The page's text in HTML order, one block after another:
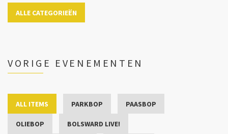
ALLE CATEGORIEËN
VORIGE EVENEMENTEN
ALL ITEMS PARKBOP PAASBOP
OLIEBOP BOLSWARD LIVE!